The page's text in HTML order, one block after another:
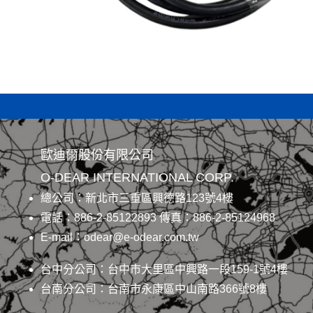
歐迪爾股份有限公司
O-DEAR INTERNATIONAL CORP.
總公司：新北市三重區興德路123號4樓
電話：886-2-85122893 傳真：886-2-85124968
E-mail：odear@e-odear.com.tw
台中分公司：台中市大里區中興路一段159-1號4樓
台南分公司：台南市永康區中山南路366號8樓